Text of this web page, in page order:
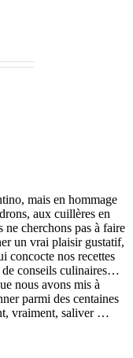
mais en hommage
aux cuillères en
ne cherchons pas à faire
un vrai plaisir gustatif,
concocte nos recettes
de conseils culinaires…
nous avons mis à
parmi des centaines
vraiment, saliver …